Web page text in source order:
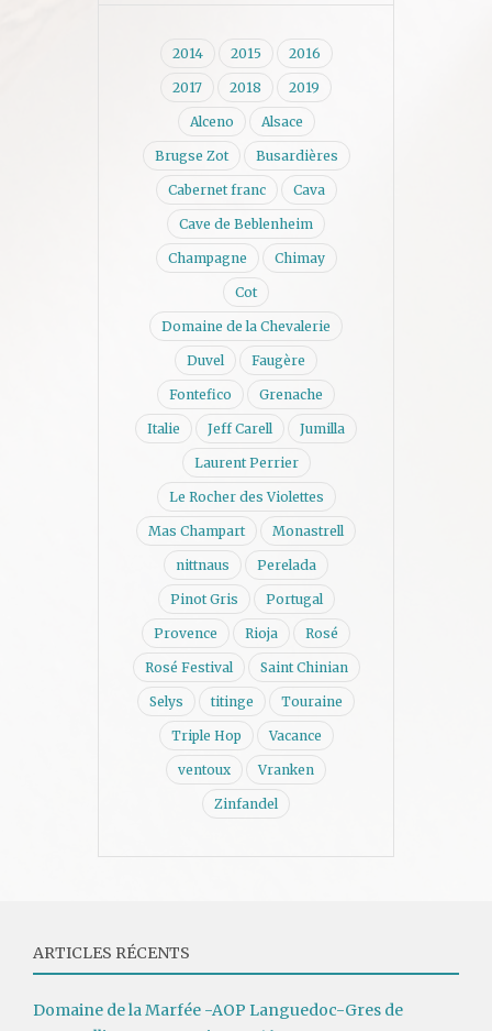
2014 2015 2016
2017 2018 2019
Alceno Alsace
Brugse Zot Busardières
Cabernet franc Cava
Cave de Beblenheim
Champagne Chimay
Cot
Domaine de la Chevalerie
Duvel Faugère
Fontefico Grenache
Italie Jeff Carell Jumilla
Laurent Perrier
Le Rocher des Violettes
Mas Champart Monastrell
nittnaus Perelada
Pinot Gris Portugal
Provence Rioja Rosé
Rosé Festival Saint Chinian
Selys titinge Touraine
Triple Hop Vacance
ventoux Vranken
Zinfandel
ARTICLES RÉCENTS
Domaine de la Marfée -AOP Languedoc-Gres de